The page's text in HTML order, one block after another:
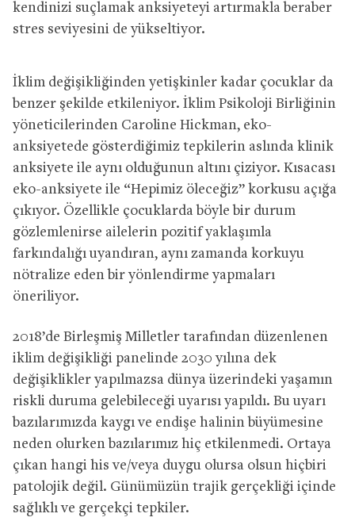
kendinizi suçlamak anksiyeteyi artırmakla beraber
stres seviyesini de yükseltiyor.
İklim değişikliğinden yetişkinler kadar çocuklar da
benzer şekilde etkileniyor. İklim Psikoloji Birliğinin
yöneticilerinden Caroline Hickman, eko-
anksiyetede gösterdiğimiz tepkilerin aslında klinik
anksiyete ile aynı olduğunun altını çiziyor. Kısacası
eko-anksiyete ile “Hepimiz öleceğiz” korkusu açığa
çıkıyor. Özellikle çocuklarda böyle bir durum
gözlemlenirse ailelerin pozitif yaklaşımla
farkındalığı uyandıran, aynı zamanda korkuyu
nötralize eden bir yönlendirme yapmaları
öneriliyor.
2018’de Birleşmiş Milletler tarafından düzenlenen
iklim değişikliği panelinde 2030 yılına dek
değişiklikler yapılmazsa dünya üzerindeki yaşamın
riskli duruma gelebileceği uyarısı yapıldı. Bu uyarı
bazılarımızda kaygı ve endişe halinin büyümesine
neden olurken bazılarımız hiç etkilenmedi. Ortaya
çıkan hangi his ve/veya duygu olursa olsun hiçbiri
patolojik değil. Günümüzün trajik gerçekliği içinde
sağlıklı ve gerçekçi tepkiler.